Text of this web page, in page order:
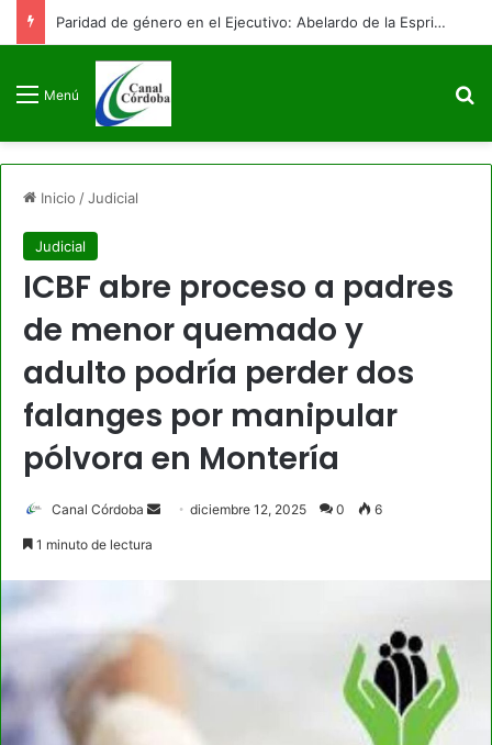
Paridad de género en el Ejecutivo: Abelardo de la Espriella posesiona a su equipo de gobierno con 9 mujeres y 9 hombres
Menú
Inicio /Judicial
Judicial
ICBF abre proceso a padres
de menor quemado y
adulto podría perder dos
falanges por manipular
pólvora en Montería
Canal Córdoba
Senddiciembre 12, 2025 0 6
1 minuto de lectura